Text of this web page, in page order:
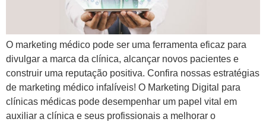
O marketing médico pode ser uma ferramenta eficaz para
divulgar a marca da clínica, alcançar novos pacientes e
construir uma reputação positiva. Confira nossas estratégias
de marketing médico infalíveis! O Marketing Digital para
clínicas médicas pode desempenhar um papel vital em
auxiliar a clínica e seus profissionais a melhorar o